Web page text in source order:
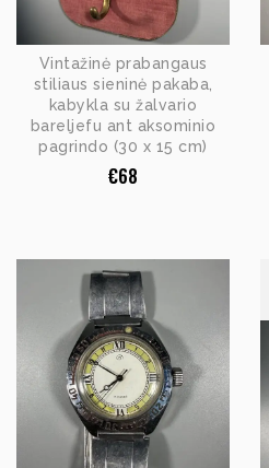
Vintažinė prabangaus
stiliaus sieninė pakaba,
kabykla su žalvario
bareljefu ant aksominio
pagrindo (30 x 15 cm)
€68